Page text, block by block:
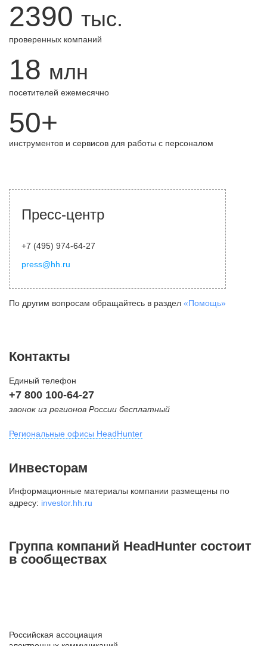
2390 тыс.
проверенных компаний
18 млн
посетителей ежемесячно
50+
инструментов и сервисов для работы с персоналом
Пресс-центр
+7 (495) 974-64-27
press@hh.ru
По другим вопросам обращайтесь в раздел «Помощь»
Контакты
Единый телефон
+7 800 100-64-27
звонок из регионов России бесплатный
Региональные офисы HeadHunter
внутригородская территория
Муниципальный округ Тверской,
2-я Брестская ул., д. 48,
+7 495 980-64-27
ул. Жуковского, д. 19, особняк
Инвесторам
Информационные материалы компании размещены по
адресу: investor.hh.ru
Группа компаний HeadHunter состоит
в сообществах
Российская ассоциация